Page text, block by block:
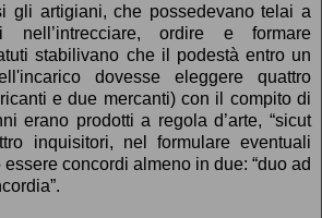
gli artigiani, che possedevano telai a
nell’intrecciare, ordire e formare
stabilivano che il podestà entro un
dovesse eleggere quattro
e due mercanti) con il compito di
erano prodotti a regola d’arte, “sicut
inquisitori, nel formulare eventuali
concordi almeno in due: “duo ad